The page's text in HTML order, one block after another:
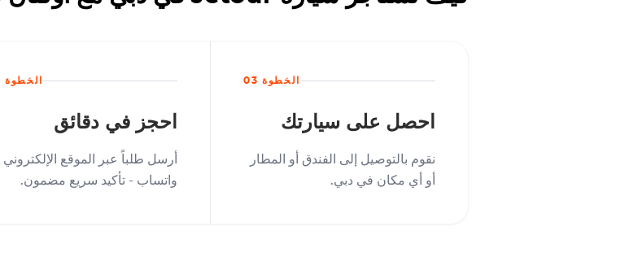
الخطوة 02
احجز في دقائق
أرسل طلباً عبر الموقع الإلكتروني
واتساب - تأكيد سريع مضمون.
الخطوة 03
احصل على سيارتك
نقوم بالتوصيل إلى الفندق أو المطار
أو أي مكان في دبي.